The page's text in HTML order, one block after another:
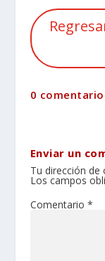
0
Enviar un
Tu dirección de
Los campos
Comentario *